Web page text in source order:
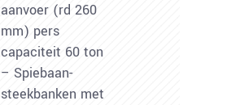
aanvoer (rd 260
mm) pers
capaciteit 60 ton
– Spiebaan-
steekbanken met